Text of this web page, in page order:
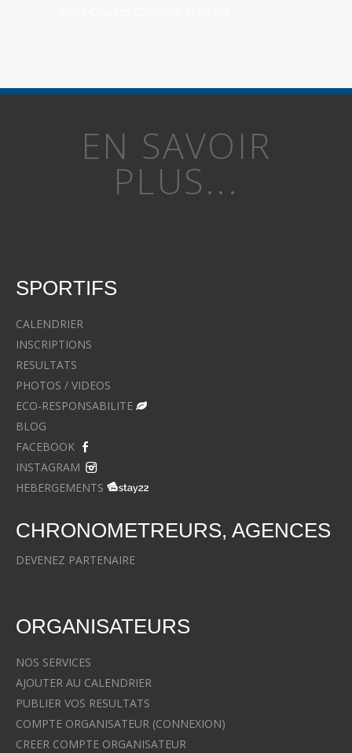
EN SAVOIR
PLUS...
SPORTIFS
CALENDRIER
INSCRIPTIONS
RESULTATS
PHOTOS / VIDEOS
ECO-RESPONSABILITE
BLOG
FACEBOOK
INSTAGRAM
HEBERGEMENTS
CHRONOMETREURS, AGENCES
DEVENEZ PARTENAIRE
ORGANISATEURS
NOS SERVICES
AJOUTER AU CALENDRIER
PUBLIER VOS RESULTATS
COMPTE ORGANISATEUR (CONNEXION)
CREER COMPTE ORGANISATEUR